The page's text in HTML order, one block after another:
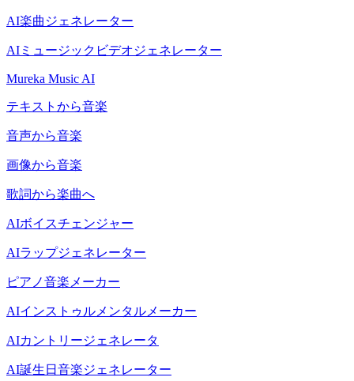
AI楽曲ジェネレーター
AIミュージックビデオジェネレーター
Mureka Music AI
テキストから音楽
音声から音楽
画像から音楽
歌詞から楽曲へ
AIボイスチェンジャー
AIラップジェネレーター
ピアノ音楽メーカー
AIインストゥルメンタルメーカー
AIカントリージェネレータ
AI誕生日音楽ジェネレーター